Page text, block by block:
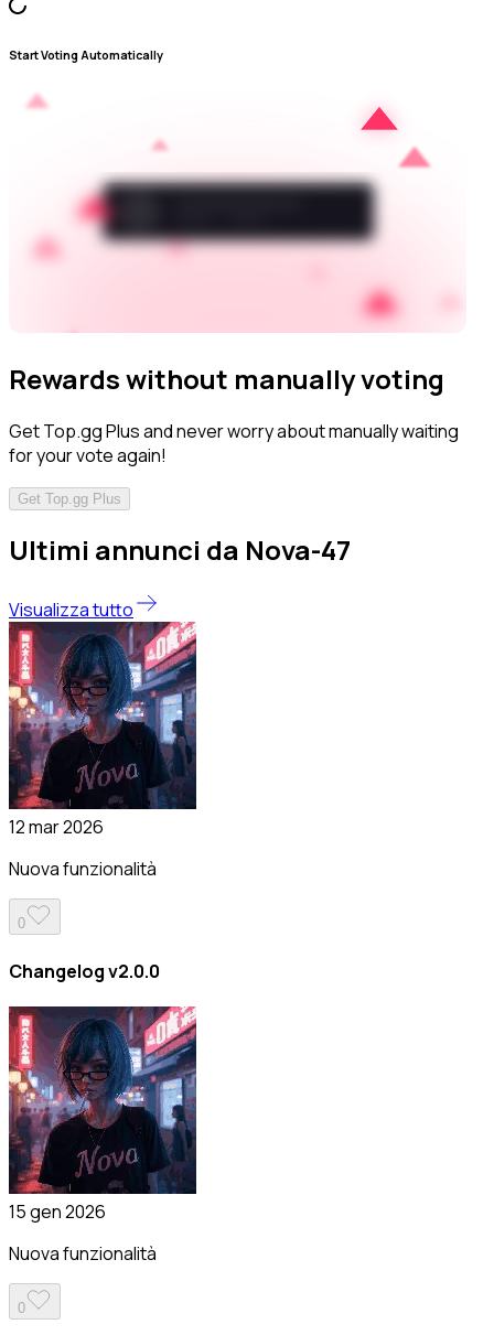
Start Voting Automatically
Rewards without manually voting
Get Top.gg Plus and never worry about manually waiting
for your vote again!
Get Top.gg Plus
Ultimi annunci da Nova-47
Visualizza tutto
12 mar 2026
Nuova funzionalità
0
Changelog v2.0.0
15 gen 2026
Nuova funzionalità
0